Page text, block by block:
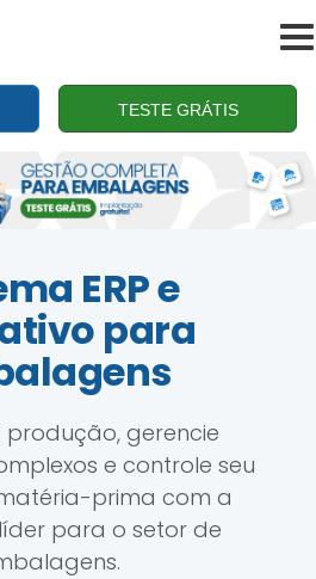
TESTE GRÁTIS
ERP e
para
produção, gerencie
e controle seu
prima com a
para o setor de